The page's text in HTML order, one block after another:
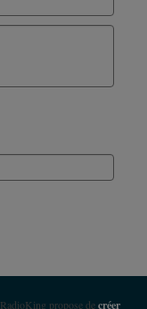
propose decréer